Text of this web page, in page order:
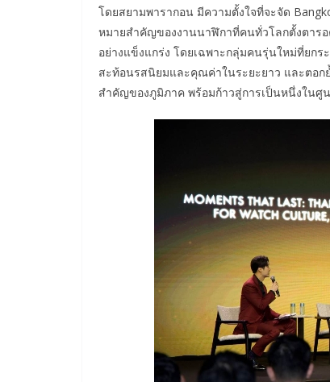
โดยสยามพารากอน มีความตั้งใจที่จะจัด
หมายสำคัญของงานนาฬิกาที่คนทั่วโลกตั้งตาร
อย่างแข็งแกร่ง โดยเฉพาะกลุ่มคนรุ่นใหม่ที่ยกร
สะท้อนรสนิยมและคุณค่าในระยะยาว และตอก
สำคัญของภูมิภาค พร้อมก้าวสู่การเป็นหนึ่งในศู